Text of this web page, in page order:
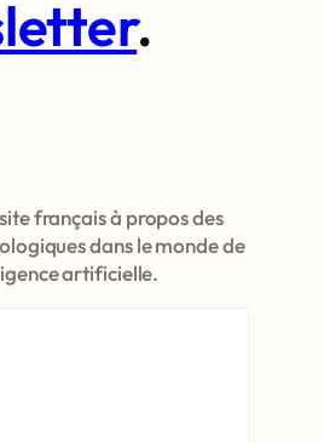
.
français à propos des
dans le monde de
artificielle.